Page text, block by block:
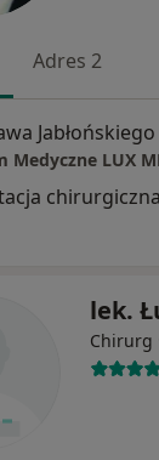
Adres 2
chirurgiczna
lek.
Chirurg